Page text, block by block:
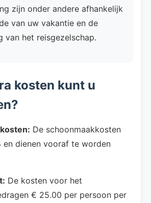
zijn onder andere afhankelijk
van uw vakantie en de
van het reisgezelschap.
kosten kunt u
De schoonmaakkosten
en dienen vooraf te worden
De kosten voor het
€ 25.00 per persoon per